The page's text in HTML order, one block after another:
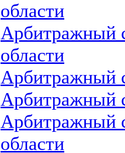
области
Арбитражный
области
Арбитражный
Арбитражный
Арбитражный
области